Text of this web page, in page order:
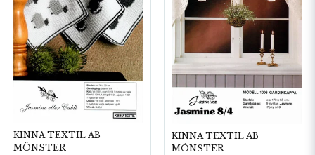
KINNA TEXTIL AB
MÖNSTER
KINNA TEXTIL AB
MÖNSTER